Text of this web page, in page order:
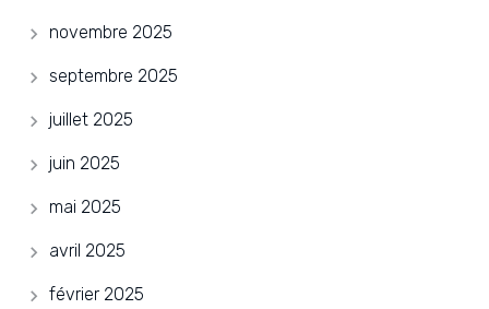
novembre 2025
septembre 2025
juillet 2025
juin 2025
mai 2025
avril 2025
février 2025